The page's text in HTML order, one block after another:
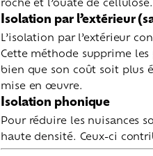
Isolation par l’extérieur
L’isolation par l’extérieur
Cette méthode supprime
bien que son coût soit plus
mise en œuvre.
Isolation phonique
Pour réduire les nuisances
haute densité. Ceux-ci